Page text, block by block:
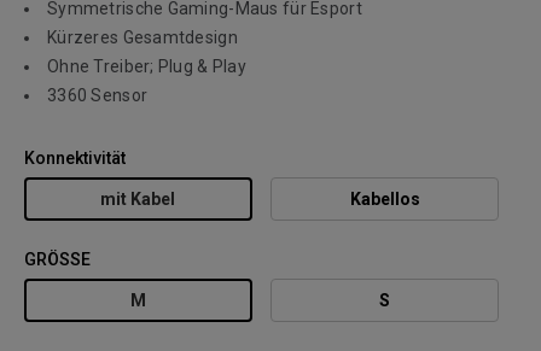
Symmetrische Gaming-Maus für Esport
Kürzeres Gesamtdesign
Ohne Treiber; Plug & Play
3360 Sensor
Konnektivität
mit Kabel Kabellos
GRÖSSE
M S